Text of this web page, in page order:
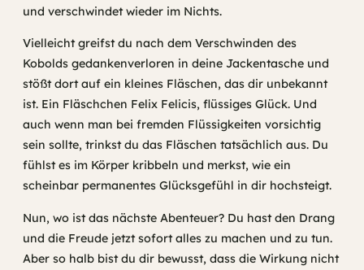
und verschwindet wieder im Nichts.
Vielleicht greifst du nach dem Verschwinden des
Kobolds gedankenverloren in deine Jackentasche und
stößt dort auf ein kleines Fläschen, das dir unbekannt
ist. Ein Fläschchen Felix Felicis, flüssiges Glück. Und
auch wenn man bei fremden Flüssigkeiten vorsichtig
sein sollte, trinkst du das Fläschen tatsächlich aus. Du
fühlst es im Körper kribbeln und merkst, wie ein
scheinbar permanentes Glücksgefühl in dir hochsteigt.
Nun, wo ist das nächste Abenteuer? Du hast den Drang
und die Freude jetzt sofort alles zu machen und zu tun.
Aber so halb bist du dir bewusst, dass die Wirkung nicht